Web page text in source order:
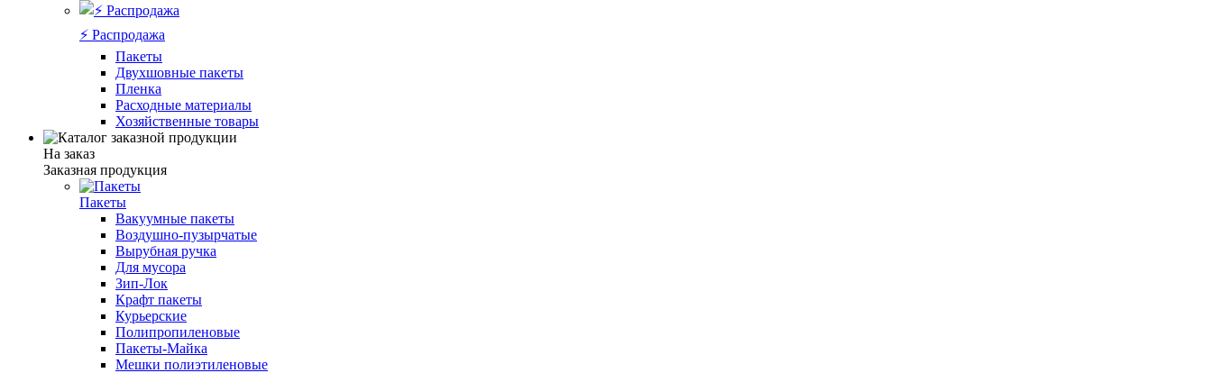
⚡️ Распродажа
Пакеты
Двухшовные пакеты
Пленка
Расходные материалы
Хозяйственные товары
На заказ
Заказная продукция
Пакеты
Вакуумные пакеты
Воздушно-пузырчатые
Вырубная ручка
Для мусора
Зип-Лок
Крафт пакеты
Курьерские
Полипропиленовые
Пакеты-Майка
Мешки полиэтиленовые